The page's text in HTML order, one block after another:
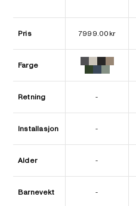
Pris 7999.00 kr
Farge
Retning -
Installasjon -
Alder -
Barnevekt -